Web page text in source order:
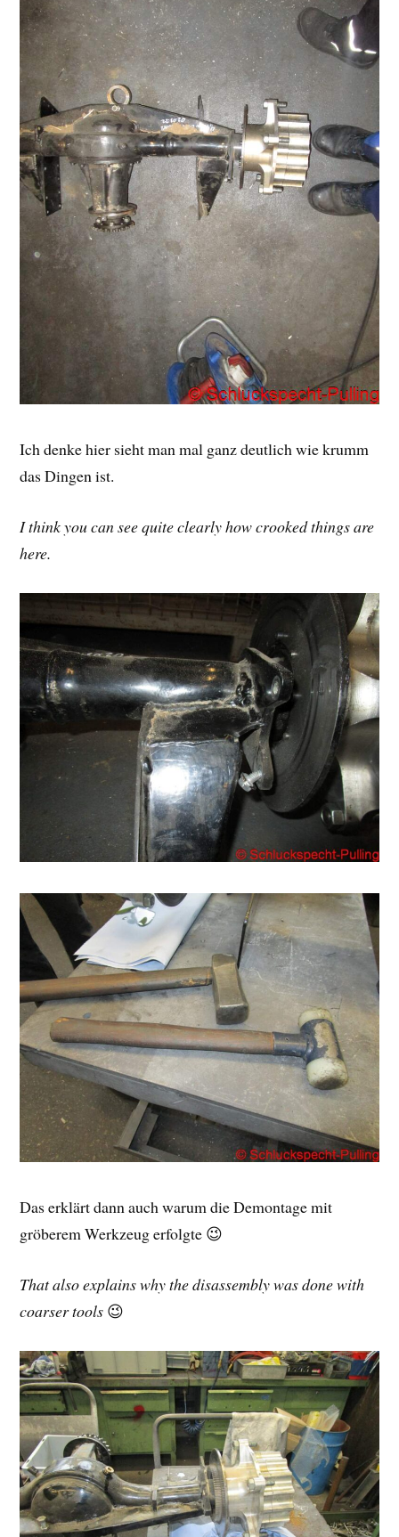
Ich denke hier sieht man mal ganz deutlich wie krumm
das Dingen ist.
I think you can see quite clearly how crooked things are
here.
Das erklärt dann auch warum die Demontage mit
gröberem Werkzeug erfolgte 😉
That also explains why the disassembly was done with
coarser tools 😉